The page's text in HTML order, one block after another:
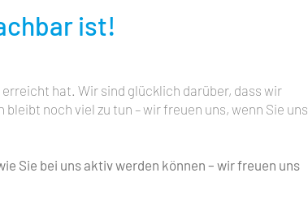
ist!
hat. Wir sind glücklich darüber, dass wir
noch viel zu tun – wir freuen uns, wenn Sie uns
Sie bei uns aktiv werden können – wir freuen uns